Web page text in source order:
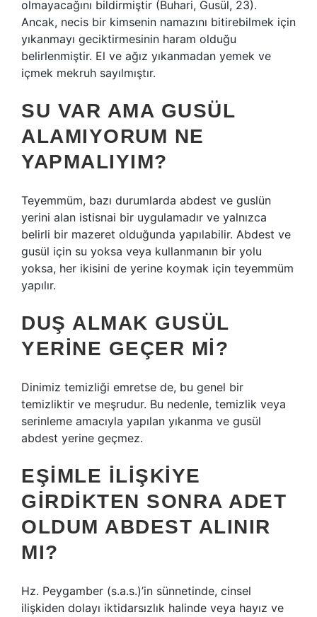
olmayacağını bildirmiştir (Buhari, Gusül, 23).
Ancak, necis bir kimsenin namazını bitirebilmek için
yıkanmayı geciktirmesinin haram olduğu
belirlenmiştir. El ve ağız yıkanmadan yemek ve
içmek mekruh sayılmıştır.
SU VAR AMA GUSÜL
ALAMIYORUM NE
YAPMALIYIM?
Teyemmüm, bazı durumlarda abdest ve guslün
yerini alan istisnai bir uygulamadır ve yalnızca
belirli bir mazeret olduğunda yapılabilir. Abdest ve
gusül için su yoksa veya kullanmanın bir yolu
yoksa, her ikisini de yerine koymak için teyemmüm
yapılır.
DUŞ ALMAK GUSÜL
YERINE GEÇER MI?
Dinimiz temizliği emretse de, bu genel bir
temizliktir ve meşrudur. Bu nedenle, temizlik veya
serinleme amacıyla yapılan yıkanma ve gusül
abdest yerine geçmez.
EŞIMLE ILIŞKIYE
GIRDIKTEN SONRA ADET
OLDUM ABDEST ALINIR
MI?
Hz. Peygamber (s.a.s.)’in sünnetinde, cinsel
ilişkiden dolayı iktidarsızlık halinde veya hayız ve